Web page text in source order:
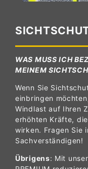
WAS MUSS ICH
MEINEM
Wenn Sie
einbringen
Windlast auf Ihren
erhöhten Kräfte,
wirken. Fragen Sie
Sachverständigen!
Übrigens: Mit